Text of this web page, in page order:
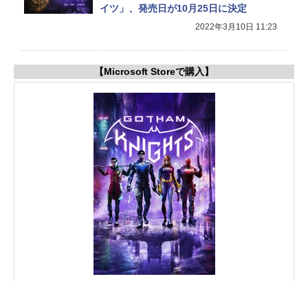
イツ」、発売日が10月25日に決定
2022年3月10日 11:23
【Microsoft Storeで購入】